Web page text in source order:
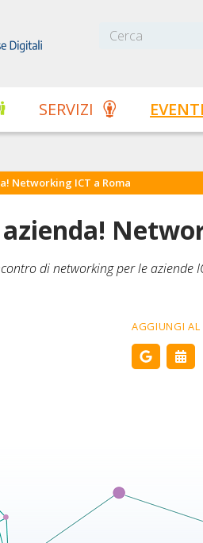
SERVIZI EVENTI
Networking ICT a Roma
di networking per le aziende
AGGIUNGI AL